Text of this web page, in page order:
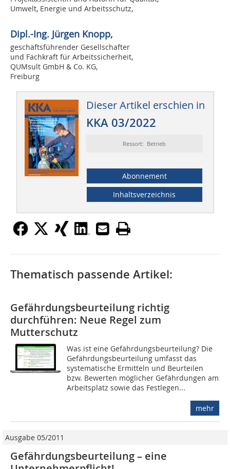
Umwelt, Energie und Arbeitsschutz,
Dipl.-Ing. Jürgen Knopp,
geschäftsführender Gesellschafter
und Fachkraft für Arbeitssicherheit,
QUMsult GmbH & Co. KG,
Freiburg
Dieser Artikel erschien in
KKA 03/2022
Ressort: Betrieb
Abonnement
Inhaltsverzeichnis
Thematisch passende Artikel:
Gefährdungsbeurteilung richtig
durchführen: Neue Regel zum
Mutterschutz
Was ist eine Gefährdungsbeurteilung? Die
Gefährdungsbeurteilung umfasst das
systematische Ermitteln und Beurteilen
bzw. Bewerten möglicher Gefährdungen am
Arbeitsplatz sowie das Festlegen...
mehr
Ausgabe 05/2011
Gefährdungsbeurteilung – eine